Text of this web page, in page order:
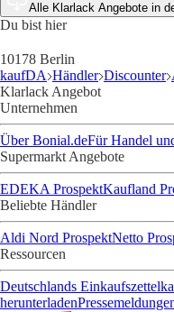
Alle Klarlack Angebote in
Du bist hier
10178 Berlin
kaufDA Händler Discounter
Klarlack Angebot
Unternehmen
Über Bonial.deFür Handel
Supermarkt Angebote
EDEKA ProspektKaufland
Beliebte Händler
Aldi Nord ProspektNetto
Ressourcen
Deutschlands Einkaufszettel
herunterladen